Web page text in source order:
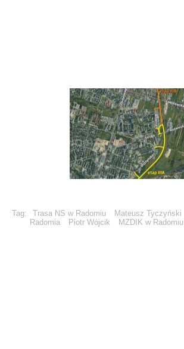
Tag: Trasa NS w Radomiu Mateusz Tyczyński
Radomia
Piotr Wójcik MZDIK w Radomiu